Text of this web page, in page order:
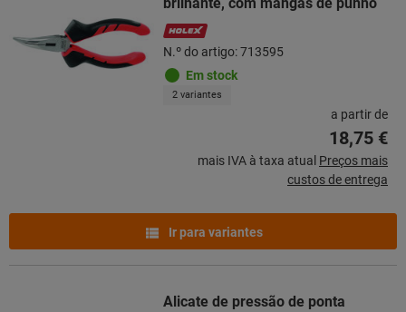
N.º do artigo: 713595
Em stock
2 variantes
a partir de
18,75 €
mais IVA à taxa atual Preços mais
custos de entrega
Ir para variantes
Alicate de pressão de ponta